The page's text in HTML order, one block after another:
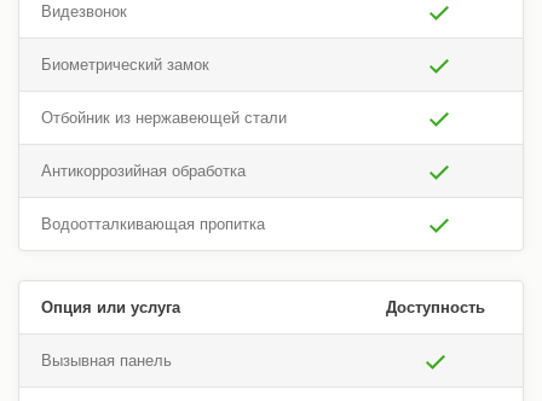
Видезвонок
Биометрический замок
Отбойник из нержавеющей стали
Антикоррозийная обработка
Водоотталкивающая пропитка
Опция или услуга Доступность
Вызывная панель